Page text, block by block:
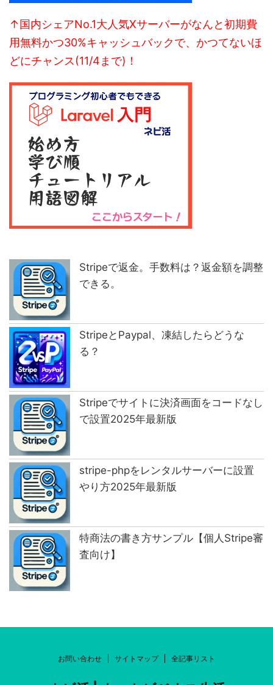
↑国内シェアNo.1大人気Xサーバーがなんと初期費
用無料かつ30%キャッシュバックで、かつてないほ
どにチャンス(11/4まで)！
Stripeで返金。手数料は？返金額を調整
できる。
StripeとPaypal、凍結したらどうな
る？
Stripeでサイトに決済画面をコードなし
で設置2025年最新版
stripe-phpをレンタルサーバーに設置
やり方2025年最新版
特商法の書き方サンプル【個人Stripe審
査向け】
お問い合わせ サイトマップ 全記事リスト